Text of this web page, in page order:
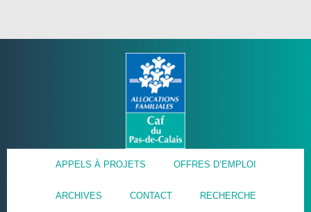
APPELS À PROJETS OFFRES D’EMPLOI
ARCHIVES CONTACT RECHERCHE